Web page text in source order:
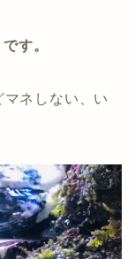
です。
ネしない、い